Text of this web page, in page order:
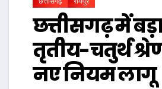
छत्तीसगढ़ में
तृतीय-चतुर्थ
नए नियम लागू